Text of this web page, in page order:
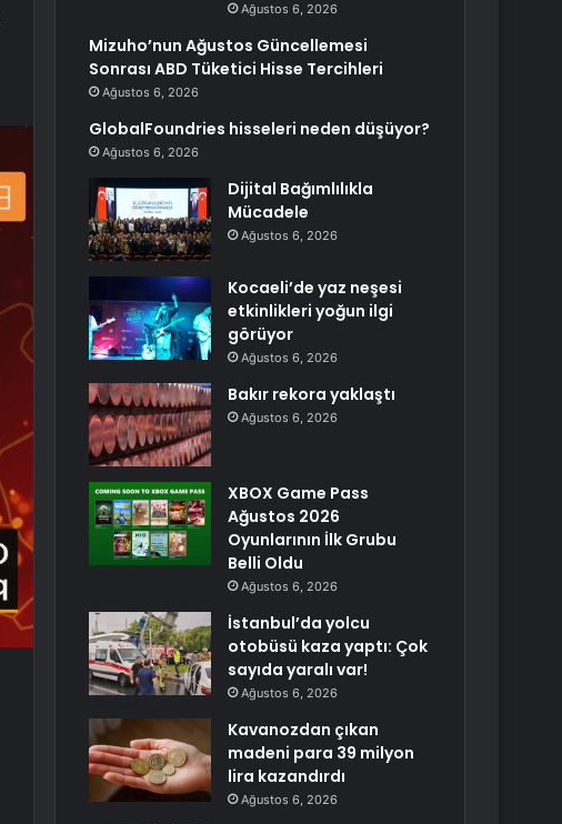
Ağustos 6, 2026
Mizuho’nun Ağustos Güncellemesi
Sonrası ABD Tüketici Hisse Tercihleri
Ağustos 6, 2026
GlobalFoundries hisseleri neden düşüyor?
Ağustos 6, 2026
Dijital Bağımlılıkla
Mücadele
Ağustos 6, 2026
Kocaeli’de yaz neşesi
etkinlikleri yoğun ilgi
görüyor
Ağustos 6, 2026
Bakır rekora yaklaştı
Ağustos 6, 2026
XBOX Game Pass
Ağustos 2026
Oyunlarının İlk Grubu
Belli Oldu
Ağustos 6, 2026
İstanbul’da yolcu
otobüsü kaza yaptı: Çok
sayıda yaralı var!
Ağustos 6, 2026
Kavanozdan çıkan
madeni para 39 milyon
lira kazandırdı
Ağustos 6, 2026